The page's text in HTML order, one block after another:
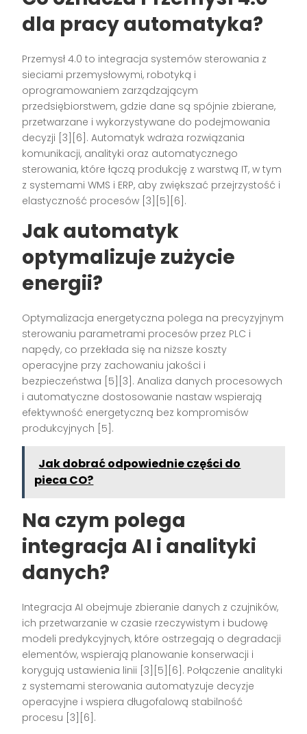
dla pracy automatyka?
Przemysł 4.0 to integracja systemów sterowania z
sieciami przemysłowymi, robotyką i
oprogramowaniem zarządzającym
przedsiębiorstwem, gdzie dane są spójnie zbierane,
przetwarzane i wykorzystywane do podejmowania
decyzji [3][6]. Automatyk wdraża rozwiązania
komunikacji, analityki oraz automatycznego
sterowania, które łączą produkcję z warstwą IT, w tym
z systemami WMS i ERP, aby zwiększać przejrzystość i
elastyczność procesów [3][5][6].
Jak automatyk
optymalizuje zużycie
energii?
Optymalizacja energetyczna polega na precyzyjnym
sterowaniu parametrami procesów przez PLC i
napędy, co przekłada się na niższe koszty
operacyjne przy zachowaniu jakości i
bezpieczeństwa [5][3]. Analiza danych procesowych
i automatyczne dostosowanie nastaw wspierają
efektywność energetyczną bez kompromisów
produkcyjnych [5].
Jak dobrać odpowiednie części do
pieca CO?
Na czym polega
integracja AI i analityki
danych?
Integracja AI obejmuje zbieranie danych z czujników,
ich przetwarzanie w czasie rzeczywistym i budowę
modeli predykcyjnych, które ostrzegają o degradacji
elementów, wspierają planowanie konserwacji i
korygują ustawienia linii [3][5][6]. Połączenie analityki
z systemami sterowania automatyzuje decyzje
operacyjne i wspiera długofalową stabilność
procesu [3][6].